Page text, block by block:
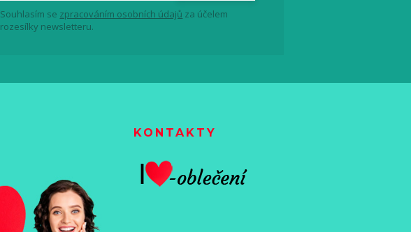
Souhlasím se zpracováním osobních údajů za účelem
rozesílky newsletteru.
KONTAKTY